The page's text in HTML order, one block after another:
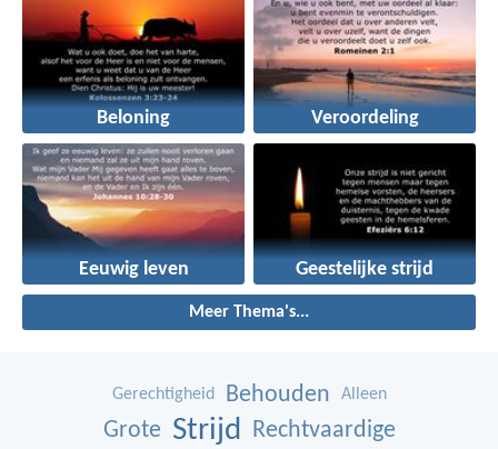
Beloning Veroordeling
Eeuwig leven Geestelijke strijd
Meer Thema's...
Gerechtigheid Behouden Alleen
Grote Strijd Rechtvaardige